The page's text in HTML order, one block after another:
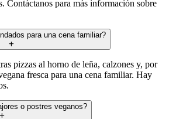
Contáctanos para más información sobre
para una cena familiar?
pizzas al horno de leña, calzones y, por
fresca para una cena familiar. Hay
o postres veganos?